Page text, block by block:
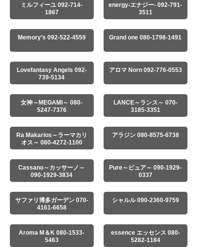
ミルフィーユ 092-714-
1867
energy-エナジー- 092-791-
3511
Memory’s 092-522-4559 Grand one 080-1798-1491
Lovefantasy Angels 092-
739-5134
アロマ Norn 092-776-0553
女神～MEGAMI～ 080-
5247-7376
LANCE～ランス～ 070-
3185-3351
Ra Makarios～ラーマカリ
オス～ 080-4272-1100
アラジン 080-8575-6738
Cassano～カッサーノ～
090-1929-3834
Pure～ピュア～ 090-1929-
0337
サファリ博多ガーデン 070-
4161-6658
シャルル 090-2360-9759
Aroma M＆K 080-1533-
5463
essence エッセンス 080-
5282-1184